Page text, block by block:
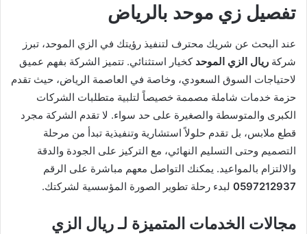
تفصيل زي موحد بالرياض
عند البحث عن شريك محترف لتنفيذ رؤيتك في الزي الموحد، تبرز
شركة ريال الزي الموحد كخيار استثنائي. تتميز الشركة بفهم عميق
لاحتياجات السوق السعودي، وخاصة في العاصمة الرياض، حيث تقدم
حزمة خدمات شاملة مصممة خصيصاً لتلبية متطلبات الشركات
الكبرى والمتوسطة والصغيرة على حد سواء. لا تقدم الشركة مجرد
قطع ملابس، بل تقدم حلولاً استشارية وتنفيذية تبدأ من مرحلة
التصميم وحتى التسليم النهائي، مع التركيز على الجودة والدقة
والالتزام بالمواعيد. يمكنك التواصل معهم مباشرة على الرقم
0597212937 لبدء رحلة تطوير الصورة المؤسسية لشركتك.
مجالات الخدمات المتميزة لـ ريال الزي